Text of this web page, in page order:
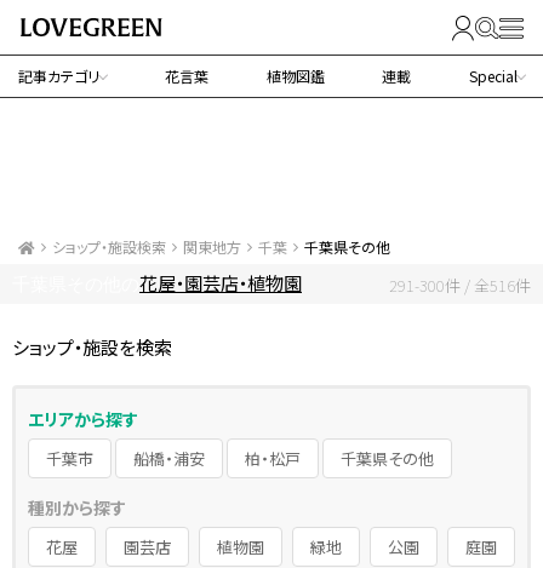
記事カテゴリ 花言葉 植物図鑑 連載 Special
ショップ・施設検索 関東地方 千葉
千葉県その他
花屋・園芸店・植物園 291-300件 / 全516件
ショップ・施設を検索
エリアから探す
千葉市 船橋・浦安 柏・松戸 千葉県その他
種別から探す
花屋 園芸店 植物園 緑地 公園
庭園